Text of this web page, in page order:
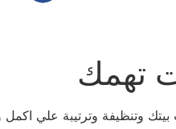
تهمك
وتنظيفة وترتيبة علي